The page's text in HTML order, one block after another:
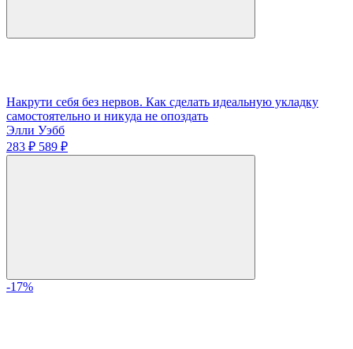
Накрути себя без нервов. Как сделать идеальную укладку
самостоятельно и никуда не опоздать
Элли Уэбб
283 ₽ 589 ₽
-17%